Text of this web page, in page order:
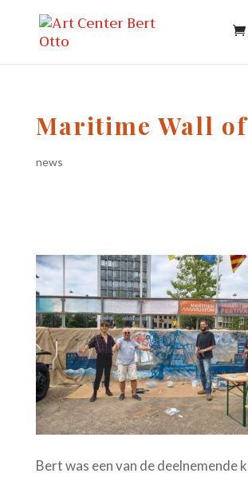
Maritime Wall
news
Bert was een van de deelnemende